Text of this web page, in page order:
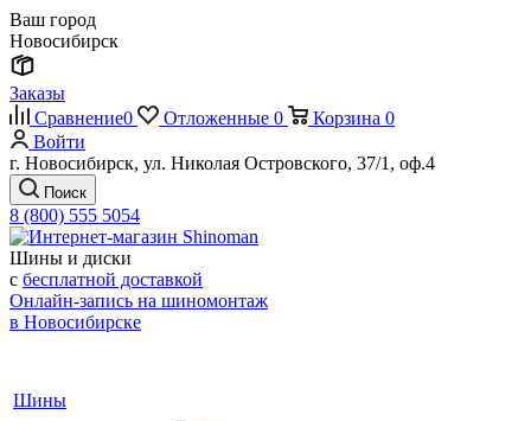
Ваш город
Новосибирск
Заказы
Сравнение0 Отложенные 0 Корзина 0
Войти
г. Новосибирск, ул. Николая Островского, 37/1, оф.4
Поиск
8 (800) 555 5054
Шины и диски
с бесплатной доставкой
Онлайн-запись на шиномонтаж
в Новосибирске
Шины